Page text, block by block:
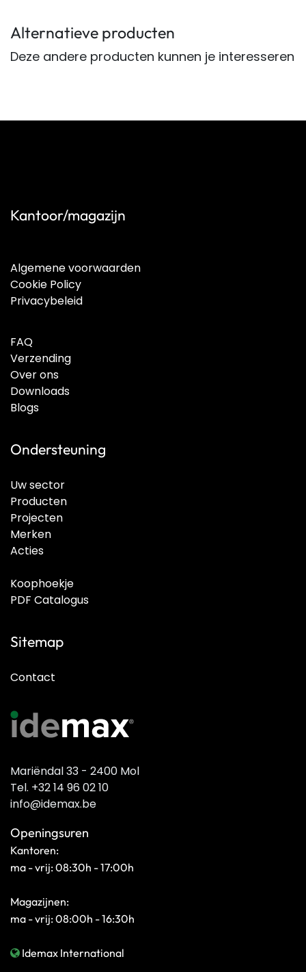
Alternatieve producten
Deze andere producten kunnen je interesseren
Kantoor/magazijn
Algemene voorwaarden
Cookie Policy
Privacybeleid
FAQ
Verzending
Over ons
Downloads
Blogs
Ondersteuning
Uw sector
Producten
Projecten
Merken
Acties
Koophoekje
PDF Catalogus
Sitemap
Contact
Mariëndal 33 - 2400 Mol
Tel. +32 14 96 02 10
info@idemax.be
Openingsuren
Kantoren:
ma - vrij: 08:30h - 17:00h
Magazijnen:
ma - vrij: 08:00h - 16:30h
Idemax International